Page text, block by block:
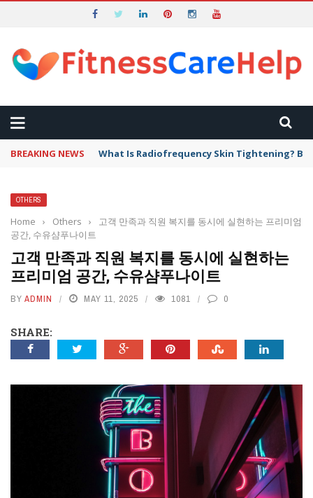
BREAKING NEWS What Is Radiofrequency Skin Tightening?
OTHERS
Home › Others ›
고객 만족과 직원 복지를 동시에 실현하는 프리미엄
공간, 수유샴푸나이트
고객 만족과 직원 복지를 동시에 실현하는
프리미엄 공간, 수유샴푸나이트
BY ADMIN MAY 11, 2025 1081 0
SHARE: